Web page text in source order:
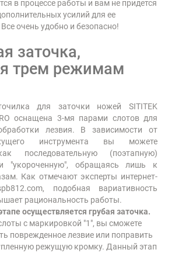
в процессе работы и вам не придется
усилий для ее
очень удобно и безопасно!
заточка,
трем режимам
для заточки ножей SITITEK
оснащена 3-мя парами слотов для
лезвия. В зависимости от
инструмента вы можете
последовательную (поэтапную)
"укороченную", обращаясь лишь к
Как отмечают эксперты интернет-
подобная вариативность
рациональность работы.
осуществляется грубая заточка.
с маркировкой "1", вы сможете
поврежденное лезвие или поправить
режущую кромку. Данный этап